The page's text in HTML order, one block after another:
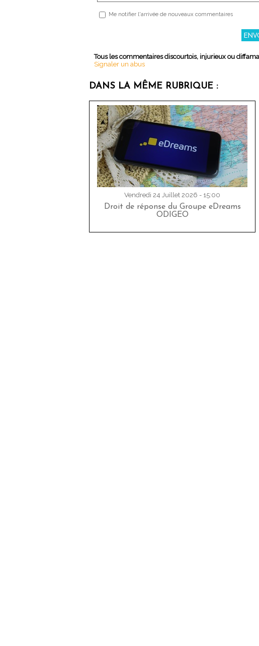
Me notifier l'arrivée de nouveaux commentaires
Tous les commentaires discourtois, injurieux ou
Signaler un abus
DANS LA MÊME RUBRIQUE :
Vendredi 24 Juillet 2026 - 15:00
Droit de réponse du Groupe eDreams
ODIGEO